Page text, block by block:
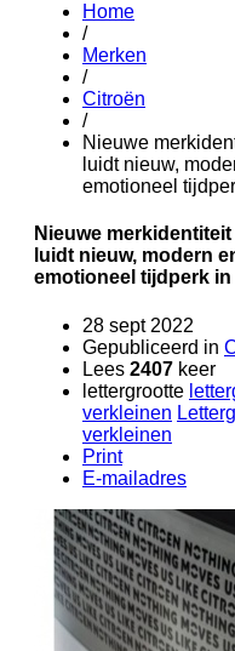
Home
/
Merken
/
Citroën
/
Nieuwe
luidt nieuw,
emotioneel
Nieuwe
luidt nieuw, modern
emotioneel tijdperk in
28 sept 2022
Gepubliceerd in
Lees 2407 keer
lettergrootte
verkleinen
verkleinen
Print
E-mailadres